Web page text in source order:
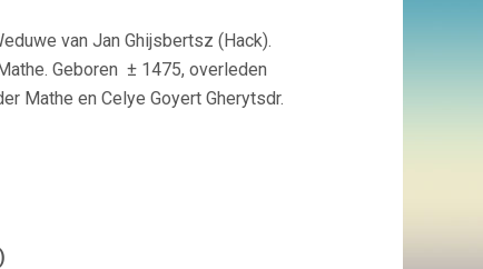
van Jan Ghijsbertsz (Hack).
Geboren ± 1475, overleden
Mathe en Celye Goyert Gherytsdr.